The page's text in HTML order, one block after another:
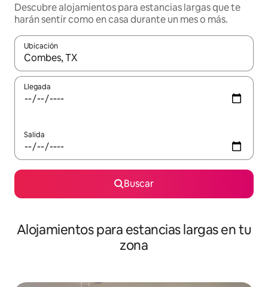
Descubre alojamientos para estancias largas que te
harán sentir como en casa durante un mes o más.
Ubicación
Cuando los resultados estén disponibles, podrás navegar
Llegada
Salida
Buscar
Alojamientos para estancias largas en tu
zona